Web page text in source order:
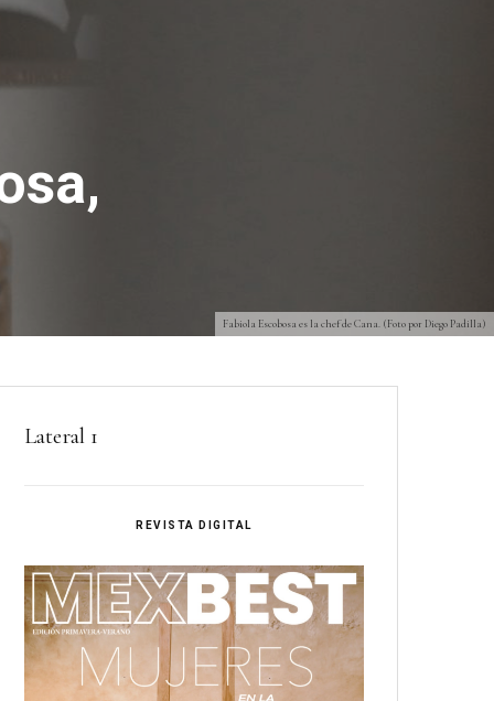
Fabiola Escobosa es la chef de Cana. (Foto por Diego Padilla)
Lateral 1
REVISTA DIGITAL